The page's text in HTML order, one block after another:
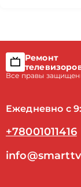
Ремонт
Все правы
Ежедневно с
+78001011416